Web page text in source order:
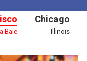
Baie
Chicago
Illinois